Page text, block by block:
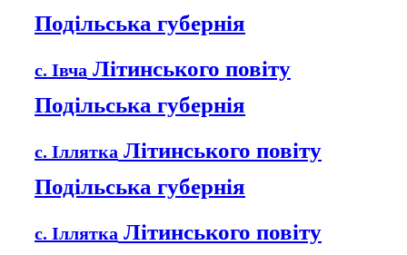
Подільська губернія
с. Івча Літинського повіту
Подільська губернія
с. Іллятка Літинського повіту
Подільська губернія
с. Іллятка Літинського повіту